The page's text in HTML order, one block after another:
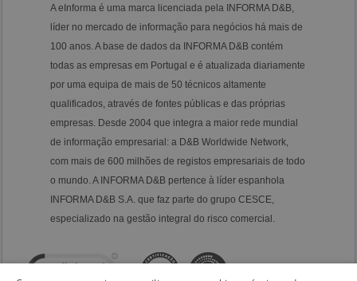
A eInforma é uma marca licenciada pela INFORMA D&B,
líder no mercado de informação para negócios há mais de
100 anos. A base de dados da INFORMA D&B contém
todas as empresas em Portugal e é atualizada diariamente
por uma equipa de mais de 50 técnicos altamente
qualificados, através de fontes públicas e das próprias
empresas. Desde 2004 que integra a maior rede mundial
de informação empresarial: a D&B Worldwide Network,
com mais de 600 milhões de registos empresariais de todo
o mundo. A INFORMA D&B pertence à líder espanhola
INFORMA D&B S.A. que faz parte do grupo CESCE,
especializado na gestão integral do risco comercial.